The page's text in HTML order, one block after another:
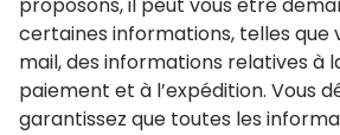
proposons, il peut vous être
certaines informations, telles que
mail, des informations relatives à
paiement et à l’expédition. Vous
garantissez que toutes les